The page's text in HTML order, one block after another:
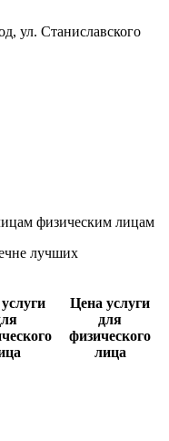
ул. Станиславского
физическим лицам
лучших
Цена услуги
для
физического
лица